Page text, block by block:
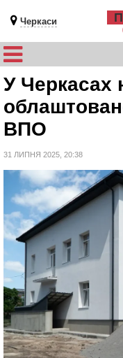
Черкаси
У Черкасах
ВПО
31 ЛИПНЯ 2025, 20:38